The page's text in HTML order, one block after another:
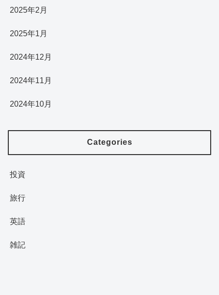
2025年2月
2025年1月
2024年12月
2024年11月
2024年10月
Categories
投資
旅行
英語
雑記